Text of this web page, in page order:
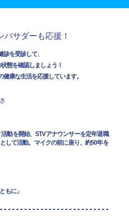
診を受診して、
態を確認しましょう！
健康な生活を応援しています。
動を開始、STVアナウンサーを定年退職
して活動。マイクの前に座り、約50年を
もに」